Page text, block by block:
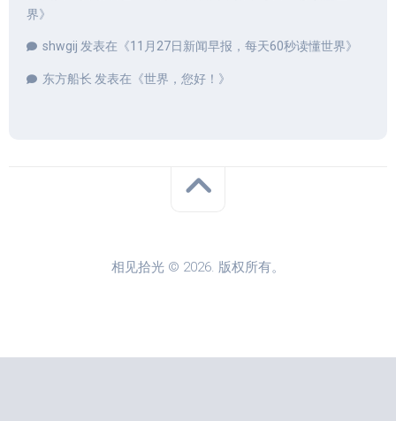
界》
shwgij 发表在《11月27日新闻早报，每天60秒读懂世界》
东方船长 发表在《世界，您好！ 》
相见拾光 © 2026. 版权所有。